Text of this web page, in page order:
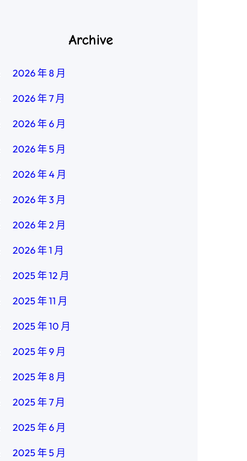
Archive
2026 年 8 月
2026 年 7 月
2026 年 6 月
2026 年 5 月
2026 年 4 月
2026 年 3 月
2026 年 2 月
2026 年 1 月
2025 年 12 月
2025 年 11 月
2025 年 10 月
2025 年 9 月
2025 年 8 月
2025 年 7 月
2025 年 6 月
2025 年 5 月